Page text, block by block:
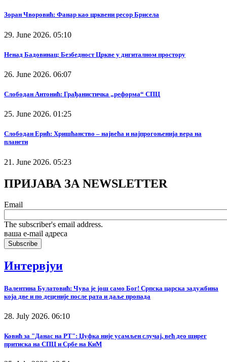
Зоран Чворовић: Фанар као црквени ресор Брисела
29. June 2026. 05:10
Ненад Бадовинац: Безбедност Цркве у дигиталном простору
26. June 2026. 06:07
Слободан Антонић: Грађанистичка „реформа“ СПЦ
25. June 2026. 01:25
Слободан Ерић: Хришћанство – највећа и најпрогоњенија вера на
планети
21. June 2026. 05:23
ПРИЈАВА ЗА NEWSLETTER
Email
The subscriber's email address.
ваша е-mail адреса
Интервјуи
Валентина Булатовић: Чува је још само Бог! Српска царска задужбина
која две и по деценије после рата и даље пропада
28. July 2026. 06:10
Ковић за "Данас на РТ": Џуфка није усамљен случај, већ део ширег
притиска на СПЦ и Србе на КиМ